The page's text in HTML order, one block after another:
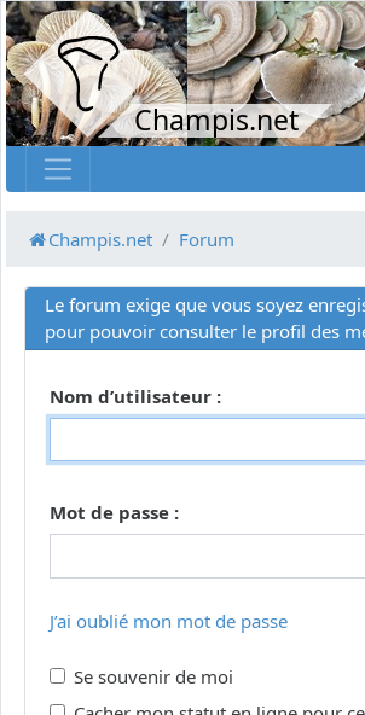
Champis.net
Champis.net Forum
Le forum exige que vous soyez
pour pouvoir consulter le profil des
Nom d’utilisateur :
Mot de passe :
J’ai oublié mon mot de passe
Se souvenir de moi